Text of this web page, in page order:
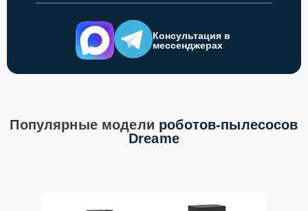
Консультация в
мессенджерах
Популярные модели роботов-пылесосов
Dreame